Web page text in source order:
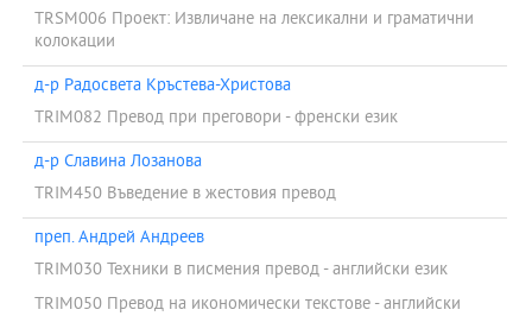
TRSM006 Проект: Извличане на лексикални и граматични
колокации
д-р Радосвета Кръстева-Христова
TRIM082 Превод при преговори - френски език
д-р Славина Лозанова
TRIM450 Въведение в жестовия превод
преп. Андрей Андреев
TRIM030 Техники в писмения превод - английски език
TRIM050 Превод на икономически текстове - английски